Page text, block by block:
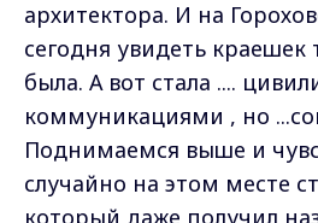
архитектора. И на
сегодня увидеть краешек
была. А вот стала ....
коммуникациями , но
Поднимаемся выше и
случайно на этом месте
который даже получил